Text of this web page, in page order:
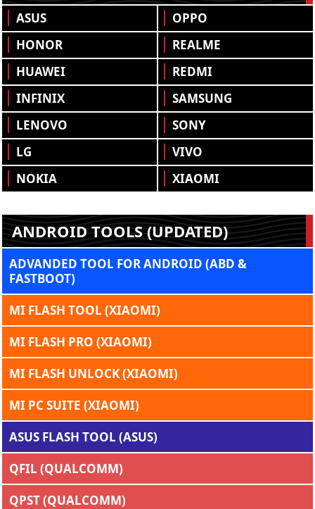
ASUS
HONOR
HUAWEI
INFINIX
LENOVO
LG
NOKIA
OPPO
REALME
REDMI
SAMSUNG
SONY
VIVO
XIAOMI
ANDROID TOOLS (UPDATED)
ADVANDED TOOL FOR ANDROID (ABD &
FASTBOOT)
MI FLASH TOOL (XIAOMI)
MI FLASH PRO (XIAOMI)
MI FLASH UNLOCK (XIAOMI)
MI PC SUITE (XIAOMI)
ASUS FLASH TOOL (ASUS)
QFIL (QUALCOMM)
QPST (QUALCOMM)